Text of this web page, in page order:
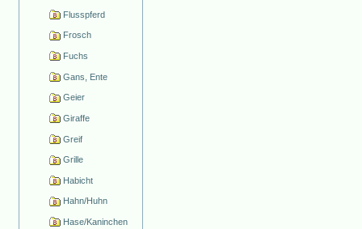
Flusspferd
Frosch
Fuchs
Gans, Ente
Geier
Giraffe
Greif
Grille
Habicht
Hahn/Huhn
Hase/Kaninchen